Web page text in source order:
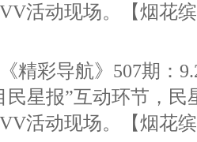
活动现场。【烟花
精彩导航》507期：
民星报”互动环节，
活动现场。【烟花